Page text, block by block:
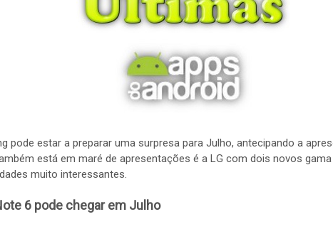
pode estar a preparar uma surpresa para Julho, antecipando a
está em maré de apresentações é a LG com dois novos
muito interessantes.
6 pode chegar em Julho